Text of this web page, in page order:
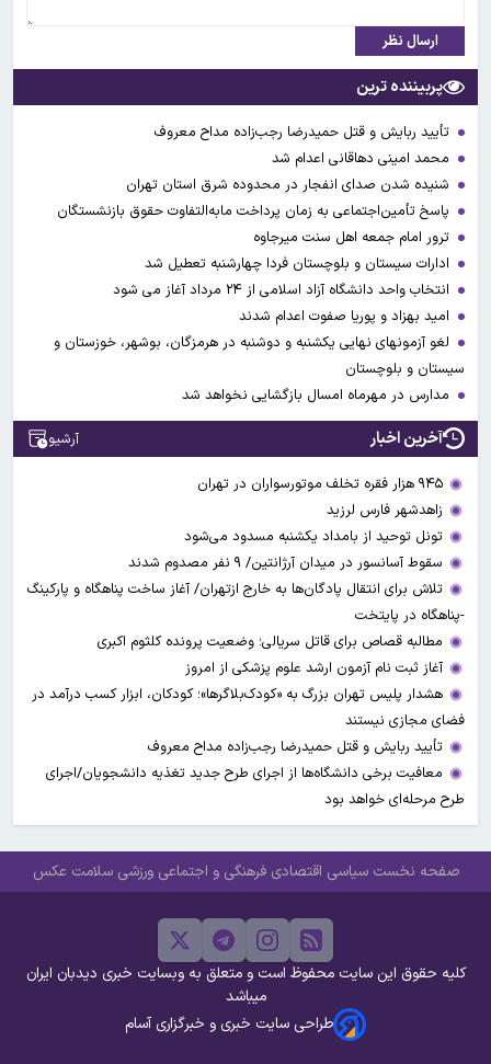
ارسال نظر
پربیننده ترین
تأیید ربایش و قتل حمیدرضا رجب‌زاده مداح معروف
محمد امینی دهاقانی اعدام شد
شنیده شدن صدای انفجار در محدوده شرق استان تهران
پاسخ تأمین‌اجتماعی به زمان پرداخت مابه‌التفاوت حقوق بازنشستگان
ترور امام جمعه اهل سنت میرجاوه
ادارات سیستان و بلوچستان فردا چهارشنبه تعطیل شد
انتخاب واحد دانشگاه آزاد اسلامی از ۲۴ مرداد آغاز می شود
امید بهزاد و پوریا صفوت اعدام شدند
لغو آزمونهای نهایی یکشنبه و دوشنبه در هرمزگان، بوشهر، خوزستان و
سیستان و بلوچستان
مدارس در مهرماه امسال بازگشایی نخواهد شد
آخرین اخبار آرشیو
۹۴۵ هزار فقره تخلف موتورسواران در تهران
زاهدشهر فارس لرزید
تونل توحید از بامداد یکشنبه مسدود می‌شود
سقوط آسانسور در میدان آرژانتین/ ۹ نفر مصدوم شدند
تلاش برای انتقال پادگان‌ها به خارج ازتهران/ آغاز ساخت پناهگاه و پارکینگ
-پناهگاه در پایتخت
مطالبه قصاص برای قاتل سریالی؛ وضعیت پرونده کلثوم اکبری
آغاز ثبت نام آزمون ارشد علوم پزشکی از امروز
هشدار پلیس تهران بزرگ به «کودک‌بلاگرها»؛ کودکان، ابزار کسب درآمد در
فضای مجازی نیستند
تأیید ربایش و قتل حمیدرضا رجب‌زاده مداح معروف
معافیت برخی دانشگاه‌ها از اجرای طرح جدید تغذیه دانشجویان/اجرای
طرح مرحله‌ای خواهد بود
صفحه نخست سیاسی اقتصادی فرهنگی و اجتماعی ورزشی سلامت عکس
کلیه حقوق این سایت محفوظ است و متعلق به وبسایت خبری دیدبان ایران
میباشد
طراحی سایت خبری و خبرگزاری آسام